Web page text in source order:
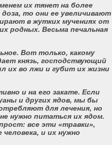
их тянет на более
то они ее увеличивают
в жутких мучениях от
родных. Весьма печальная
Вот только, какому
князь, господствующий
их во лжи и губит их жизни
и на его закате. Если
и других ядов, мы бы
для лечения, но
нужно питаться их ядом.
все эти «травки»,
и их нужно